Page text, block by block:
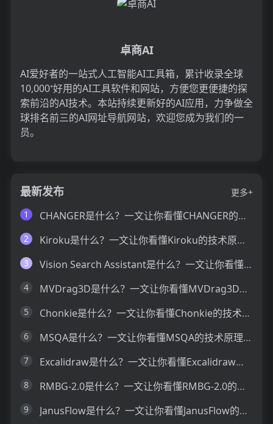
卓商AI
AI爱好者的一站式人工智能AI工具箱，累计收录全球
10,000⁺好用的AI工具软件和网站，方便您更便捷的探
索前沿的AI技术。本站持续更新好的AI应用，力争做全
球排名前三的AI网址导航网站，欢迎您成为我们的一
员。
最新发布
更多+
1
CHANGER是什么？一文让你看懂CHANGER的技术原理、主要功能、应用场景
2 Kiroku是什么？一文让你看懂Kiroku的技术原理、主要功能、应用场景
3 Vision Search Assistant是什么？一文让你看懂Vision Search Assistant的技术原理、主要功能、应用场景
4 MVDrag3D是什么？一文让你看懂MVDrag3D的技术原理、主要功能、应用场景
5 Chonkie是什么？一文让你看懂Chonkie的技术原理、主要功能、应用场景
6 MSQA是什么？一文让你看懂MSQA的技术原理、主要功能、应用场景
7 Excalidraw是什么？一文让你看懂Excalidraw的技术原理、主要功能、应用场景
8 RMBG-2.0是什么？一文让你看懂RMBG-2.0的技术原理、主要功能、应用场景
9 JanusFlow是什么？一文让你看懂JanusFlow的技术原理、主要功能、应用场景